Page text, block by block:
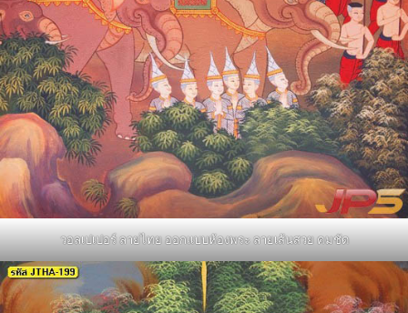
วอลเปเปอร์ ลายไทย ออกแบบห้องพระ ลายเส้นสวย คมชัด